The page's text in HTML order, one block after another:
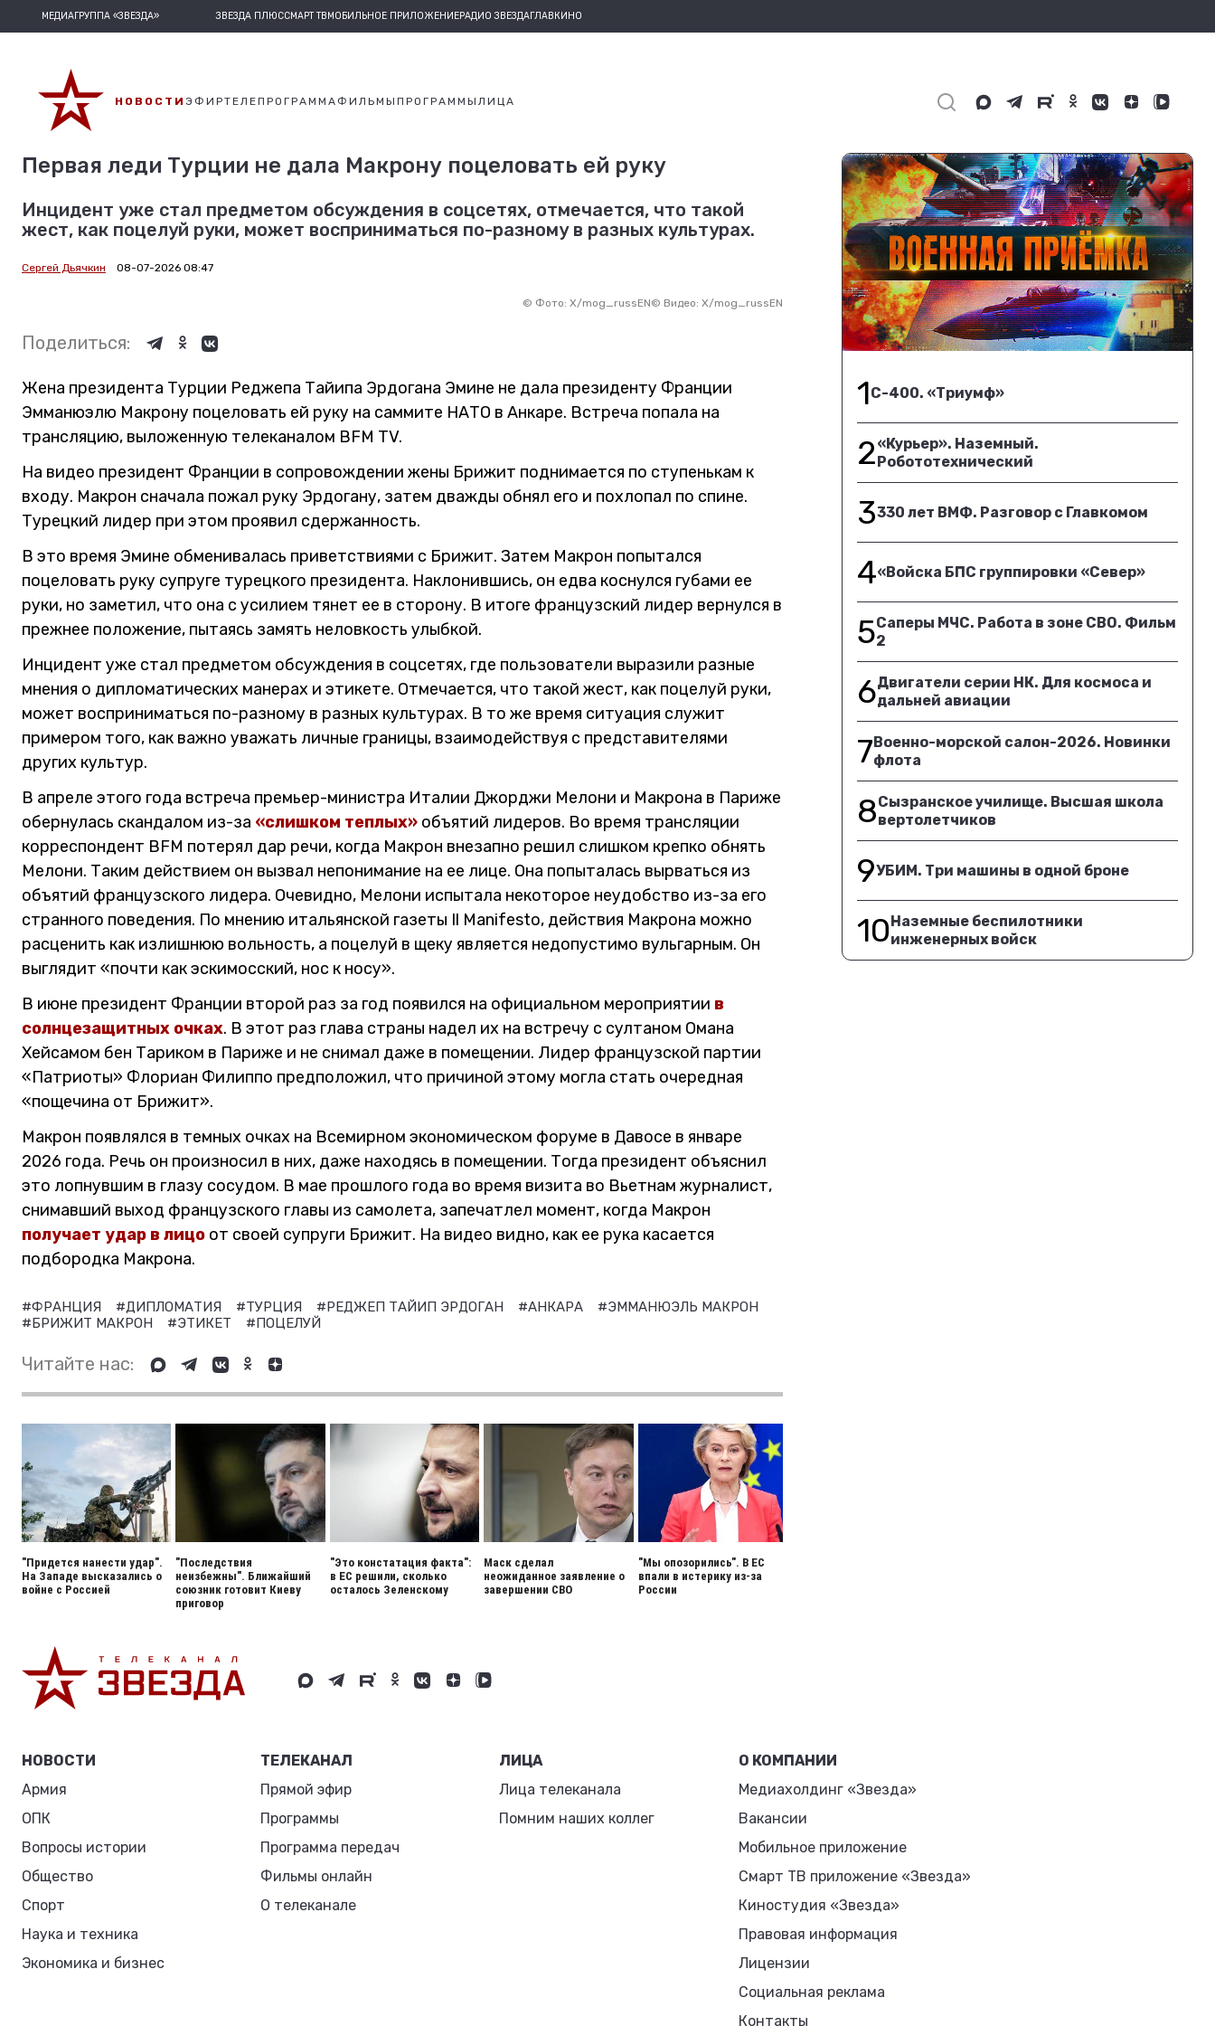
МЕДИАГРУППА «ЗВЕЗДА» ЗВЕЗДА ПЛЮССМАРТ ТВМОБИЛЬНОЕ ПРИЛОЖЕНИЕРАДИО ЗВЕЗДАГЛАВКИНО
НОВОСТИ ЭФИРТЕЛЕПРОГРАММАФИЛЬМЫ ПРОГРАММЫ ЛИЦА
Первая леди Турции не дала Макрону поцеловать ей руку
Инцидент уже стал предметом обсуждения в соцсетях, отмечается, что такой
жест, как поцелуй руки, может восприниматься по-разному в разных культурах.
Сергей Дьячкин 08-07-2026 08:47
© Фото: X/mog_russEN© Видео: X/mog_russEN
Поделиться:
Жена президента Турции Реджепа Тайипа Эрдогана Эмине не дала президенту Франции
Эмманюэлю Макрону поцеловать ей руку на саммите НАТО в Анкаре. Встреча попала на
трансляцию, выложенную телеканалом BFM TV.
На видео президент Франции в сопровождении жены Брижит поднимается по ступенькам к
входу. Макрон сначала пожал руку Эрдогану, затем дважды обнял его и похлопал по спине.
Турецкий лидер при этом проявил сдержанность.
В это время Эмине обменивалась приветствиями с Брижит. Затем Макрон попытался
поцеловать руку супруге турецкого президента. Наклонившись, он едва коснулся губами ее
руки, но заметил, что она с усилием тянет ее в сторону. В итоге французский лидер вернулся в
прежнее положение, пытаясь замять неловкость улыбкой.
Инцидент уже стал предметом обсуждения в соцсетях, где пользователи выразили разные
мнения о дипломатических манерах и этикете. Отмечается, что такой жест, как поцелуй руки,
может восприниматься по-разному в разных культурах. В то же время ситуация служит
примером того, как важно уважать личные границы, взаимодействуя с представителями
других культур.
В апреле этого года встреча премьер-министра Италии Джорджи Мелони и Макрона в Париже
обернулась скандалом из-за «слишком теплых» объятий лидеров. Во время трансляции
корреспондент BFM потерял дар речи, когда Макрон внезапно решил слишком крепко обнять
Мелони. Таким действием он вызвал непонимание на ее лице. Она попыталась вырваться из
объятий французского лидера. Очевидно, Мелони испытала некоторое неудобство из-за его
странного поведения. По мнению итальянской газеты Il Manifesto, действия Макрона можно
расценить как излишнюю вольность, а поцелуй в щеку является недопустимо вульгарным. Он
выглядит «почти как эскимосский, нос к носу».
В июне президент Франции второй раз за год появился на официальном мероприятии в
солнцезащитных очках. В этот раз глава страны надел их на встречу с султаном Омана
Хейсамом бен Тариком в Париже и не снимал даже в помещении. Лидер французской партии
«Патриоты» Флориан Филиппо предположил, что причиной этому могла стать очередная
«пощечина от Брижит».
Макрон появлялся в темных очках на Всемирном экономическом форуме в Давосе в январе
2026 года. Речь он произносил в них, даже находясь в помещении. Тогда президент объяснил
это лопнувшим в глазу сосудом. В мае прошлого года во время визита во Вьетнам журналист,
снимавший выход французского главы из самолета, запечатлел момент, когда Макрон
получает удар в лицо от своей супруги Брижит. На видео видно, как ее рука касается
подбородка Макрона.
#ФРАНЦИЯ #ДИПЛОМАТИЯ #ТУРЦИЯ #РЕДЖЕП ТАЙИП ЭРДОГАН #АНКАРА
#ЭММАНЮЭЛЬ МАКРОН
#БРИЖИТ МАКРОН
#ЭТИКЕТ #ПОЦЕЛУЙ
Читайте нас:
"Придется нанести удар".
На Западе высказались о
войне с Россией
"Последствия
неизбежны". Ближайший
союзник готовит Киеву
приговор
"Это констатация факта":
в ЕС решили, сколько
осталось Зеленскому
Маск сделал
неожиданное заявление о
завершении СВО
"Мы опозорились". В ЕС
впали в истерику из-за
России
1С-400. «Триумф»
2«Курьер». Наземный.
Робототехнический
3330 лет ВМФ. Разговор с Главкомом
4«Войска БПС группировки «Север»
5Саперы МЧС. Работа в зоне СВО. Фильм
2
6Двигатели серии НК. Для космоса и
дальней авиации
7Военно-морской салон-2026. Новинки
флота
8Сызранское училище. Высшая школа
вертолетчиков
9УБИМ. Три машины в одной броне
10Наземные беспилотники
инженерных войск
НОВОСТИ
Армия
ОПК
Вопросы истории
Общество
Спорт
Наука и техника
Экономика и бизнес
ТЕЛЕКАНАЛ
Прямой эфир
Программы
Программа передач
Фильмы онлайн
О телеканале
ЛИЦА
Лица телеканала
Помним наших коллег
О КОМПАНИИ
Медиахолдинг «Звезда»
Вакансии
Мобильное приложение
Смарт ТВ приложение «Звезда»
Киностудия «Звезда»
Правовая информация
Лицензии
Социальная реклама
Контакты